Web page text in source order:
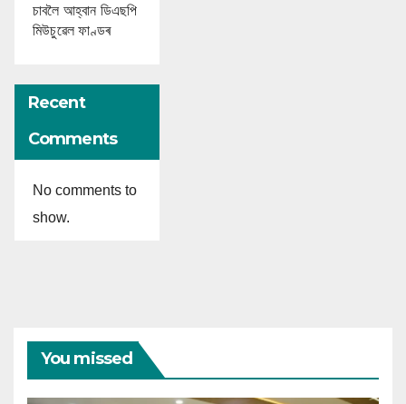
চাবলৈ আহ্বান ডিএছপি
মিউচুৱেল ফাণ্ডৰ
Recent
Comments
No comments to
show.
You missed